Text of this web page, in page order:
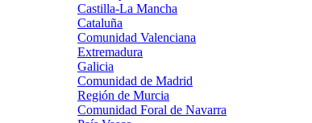
Castilla-La Mancha
Cataluña
Comunidad Valenciana
Extremadura
Galicia
Comunidad de Madrid
Región de Murcia
Comunidad Foral de Navarra